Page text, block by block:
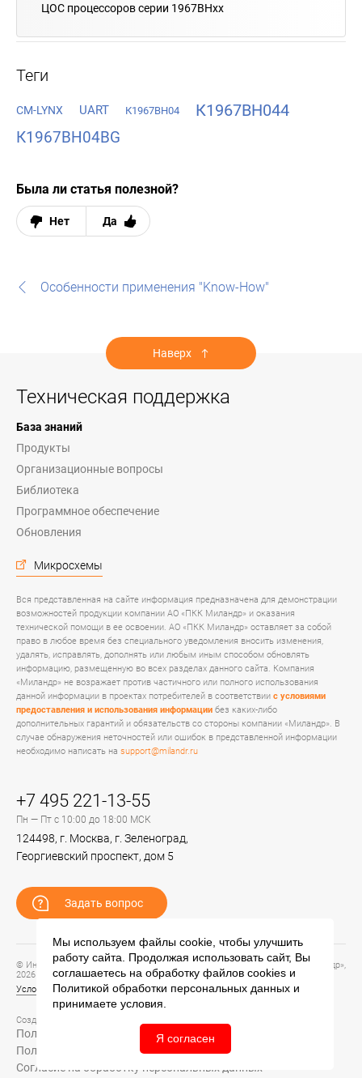
ЦОС процессоров серии 1967ВНхх
Теги
CM-LYNX UART К1967ВН04 К1967ВН044
К1967ВН04BG
Была ли статья полезной?
Нет Да
Особенности применения "Know-How"
Наверх
Техническая поддержка
База знаний
Продукты
Организационные вопросы
Библиотека
Программное обеспечение
Обновления
Микросхемы
Вся представленная на сайте информация предназначена для демонстрации
возможностей продукции компании АО «ПКК Миландр» и оказания
технической помощи в ее освоении. АО «ПКК Миландр» оставляет за собой
право в любое время без специального уведомления вносить изменения,
удалять, исправлять, дополнять или любым иным способом обновлять
информацию, размещенную во всех разделах данного сайта. Компания
«Миландр» не возражает против частичного или полного использования
данной информации в проектах потребителей в соответствии с условиями
предоставления и использования информации без каких-либо
дополнительных гарантий и обязательств со стороны компании «Миландр». В
случае обнаружения неточностей или ошибок в представленной информации
необходимо написать на support@milandr.ru
+7 495 221-13-55
Пн — Пт с 10:00 до 18:00 МСК
124498, г. Москва, г. Зеленоград,
Георгиевский проспект, дом 5
Задать вопрос
© Информационный портал технической поддержки ЦП ИС АО «ПКК Миландр»,
2026
Условия предоставления и использования информации
Создание сайта –
Политика обработки персональных данных
Политика конфиденциальности
Согласие на обработку персональных данных
Мы используем файлы cookie, чтобы улучшить
работу сайта. Продолжая использовать сайт, Вы
соглашаетесь на обработку файлов cookies и
Политикой обработки персональных данных и
принимаете условия.
Я согласен